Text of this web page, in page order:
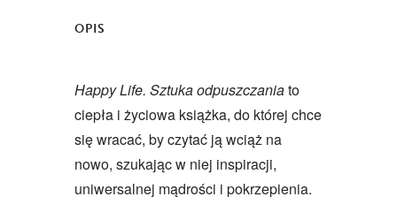
OPIS
Happy Life. Sztuka odpuszczaniato
ciepła i życiowa książka, do której chce
się wracać, by czytać ją wciąż na
nowo, szukając w niej inspiracji,
uniwersalnej mądrości i pokrzepienia.